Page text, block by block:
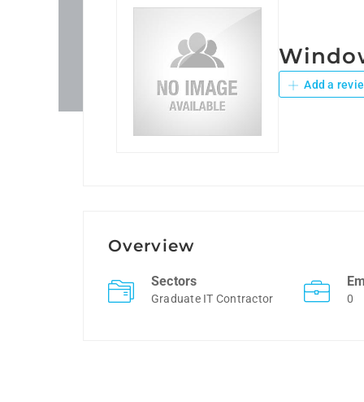
Add a
Overview
Sectors
Graduate IT Contractor 0